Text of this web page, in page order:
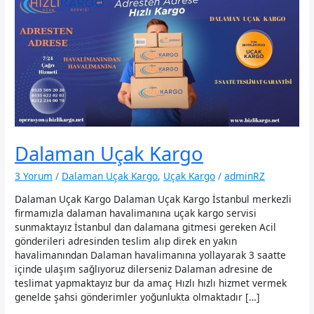
Dalaman Uçak Kargo
3 Yorum / Dalaman Uçak Kargo, Uçak Kargo /adminRZ
Dalaman Uçak Kargo Dalaman Uçak Kargo İstanbul merkezli
firmamızla dalaman havalimanına uçak kargo servisi
sunmaktayız İstanbul dan dalamana gitmesi gereken Acil
gönderileri adresinden teslim alıp direk en yakın
havalimanından Dalaman havalimanına yollayarak 3 saatte
içinde ulaşım sağlıyoruz dilerseniz Dalaman adresine de
teslimat yapmaktayız bur da amaç Hızlı hızlı hizmet vermek
genelde şahsi gönderimler yoğunlukta olmaktadır […]